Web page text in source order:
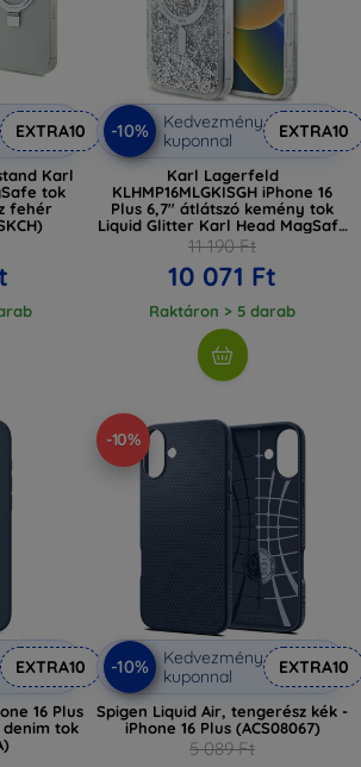
EXTRA10
Karl
tok
fehér
-10%
Kedvezmény
kuponnal
EXTRA10
Karl Lagerfeld
KLHMP16MLGKISGH iPhone 16
Plus 6,7" átlátszó kemény tok
Liquid Glitter Karl Head MagSafe
(KLHMP16MLGKISGH)
11 190 Ft
10 071 Ft
Raktáron > 5 darab
EXTRA10
16 Plus
denim tok
-10%
-10%
Kedvezmény
kuponnal
EXTRA10
Spigen Liquid Air, tengerész kék -
iPhone 16 Plus (ACS08067)
5 089 Ft